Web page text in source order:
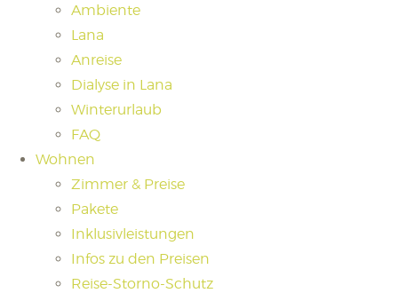
Ambiente
Lana
Anreise
Dialyse in Lana
Winterurlaub
FAQ
Wohnen
Zimmer & Preise
Pakete
Inklusivleistungen
Infos zu den Preisen
Reise-Storno-Schutz